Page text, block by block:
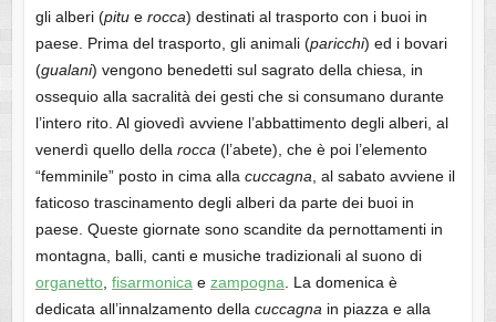
gli alberi (pitue rocca) destinati al trasporto con i buoi in
paese. Prima del trasporto, gli animali (paricchi) ed i bovari
(gualani) vengono benedetti sul sagrato della chiesa, in
ossequio alla sacralità dei gesti che si consumano durante
l’intero rito. Al giovedì avviene l’abbattimento degli alberi, al
venerdì quello della rocca (l’abete), che è poi l’elemento
“femminile” posto in cima alla cuccagna , al sabato avviene il
faticoso trascinamento degli alberi da parte dei buoi in
paese. Queste giornate sono scandite da pernottamenti in
montagna, balli, canti e musiche tradizionali al suono di
organetto, fisarmonica e zampogna . La domenica è
dedicata all’innalzamento della cuccagna in piazza e alla